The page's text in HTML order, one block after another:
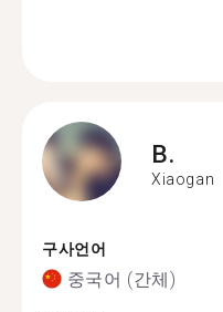
B.
Xiaogan
구사언어
중국어 (간체)